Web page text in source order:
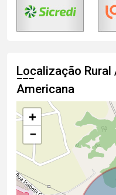
Localização Rural
Americana
+
−